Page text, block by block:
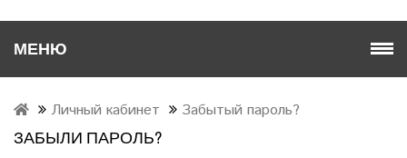
МЕНЮ
Личный кабинет Забытый пароль?
ЗАБЫЛИ ПАРОЛЬ?